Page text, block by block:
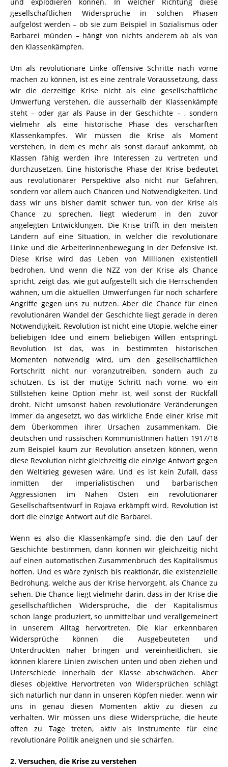
gesellschaftlichen Widersprüche in solchen Phasen
aufgelöst werden – ob sie zum Beispiel in Sozialismus oder
Barbarei münden – hängt von nichts anderem ab als von
den Klassenkämpfen.
Um als revolutionäre Linke offensive Schritte nach vorne
machen zu können, ist es eine zentrale Voraussetzung, dass
wir die derzeitige Krise nicht als eine gesellschaftliche
Umwerfung verstehen, die ausserhalb der Klassenkämpfe
steht – oder gar als Pause in der Geschichte – , sondern
vielmehr als eine historische Phase des verschärften
Klassenkampfes. Wir müssen die Krise als Moment
verstehen, in dem es mehr als sonst darauf ankommt, ob
Klassen fähig werden ihre Interessen zu vertreten und
durchzusetzen. Eine historische Phase der Krise bedeutet
aus revolutionärer Perspektive also nicht nur Gefahren,
sondern vor allem auch Chancen und Notwendigkeiten. Und
dass wir uns bisher damit schwer tun, von der Krise als
Chance zu sprechen, liegt wiederum in den zuvor
angelegten Entwicklungen. Die Krise trifft in den meisten
Ländern auf eine Situation, in welcher die revolutionäre
Linke und die ArbeiterInnenbewegung in der Defensive ist.
Diese Krise wird das Leben von Millionen existentiell
bedrohen. Und wenn die NZZ von der Krise als Chance
spricht, zeigt das, wie gut aufgestellt sich die Herrschenden
wähnen, um die aktuellen Umwerfungen für noch schärfere
Angriffe gegen uns zu nutzen. Aber die Chance für einen
revolutionären Wandel der Geschichte liegt gerade in deren
Notwendigkeit. Revolution ist nicht eine Utopie, welche einer
beliebigen Idee und einem beliebigen Willen entspringt.
Revolution ist das, was in bestimmten historischen
Momenten notwendig wird, um den gesellschaftlichen
Fortschritt nicht nur voranzutreiben, sondern auch zu
schützen. Es ist der mutige Schritt nach vorne, wo ein
Stillstehen keine Option mehr ist, weil sonst der Rückfall
droht. Nicht umsonst haben revolutionäre Veränderungen
immer da angesetzt, wo das wirkliche Ende einer Krise mit
dem Überkommen ihrer Ursachen zusammenkam. Die
deutschen und russischen KommunistInnen hätten 1917/18
zum Beispiel kaum zur Revolution ansetzen können, wenn
diese Revolution nicht gleichzeitig die einzige Antwort gegen
den Weltkrieg gewesen wäre. Und es ist kein Zufall, dass
inmitten der imperialistischen und barbarischen
Aggressionen im Nahen Osten ein revolutionärer
Gesellschaftsentwurf in Rojava erkämpft wird. Revolution ist
dort die einzige Antwort auf die Barbarei.
Wenn es also die Klassenkämpfe sind, die den Lauf der
Geschichte bestimmen, dann können wir gleichzeitig nicht
auf einen automatischen Zusammenbruch des Kapitalismus
hoffen. Und es wäre zynisch bis reaktionär, die existenzielle
Bedrohung, welche aus der Krise hervorgeht, als Chance zu
sehen. Die Chance liegt vielmehr darin, dass in der Krise die
gesellschaftlichen Widersprüche, die der Kapitalismus
schon lange produziert, so unmittelbar und verallgemeinert
in unserem Alltag hervortreten. Die klar erkennbaren
Widersprüche können die Ausgebeuteten und
Unterdrückten näher bringen und vereinheitlichen, sie
können klarere Linien zwischen unten und oben ziehen und
Unterschiede innerhalb der Klasse abschwächen. Aber
dieses objektive Hervortreten von Widersprüchen schlägt
sich natürlich nur dann in unseren Köpfen nieder, wenn wir
uns in genau diesen Momenten aktiv zu diesen zu
verhalten. Wir müssen uns diese Widersprüche, die heute
offen zu Tage treten, aktiv als Instrumente für eine
revolutionäre Politik aneignen und sie schärfen.
2. Versuchen, die Krise zu verstehen